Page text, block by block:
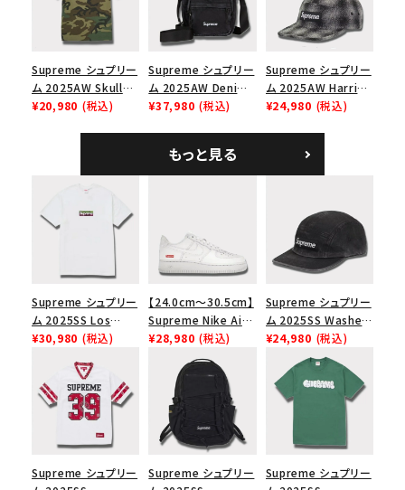
バーHTC フォールカ
Supreme シュプリー
ム 2025AW Skull
Tee スカル Tシャ
¥20,980 (税込)
Supreme シュプリー
ム 2025AW Denim
Shoulder Bag デニ
¥37,980 (税込)
Supreme シュプリー
ム 2025AW Harris
Tweed Camp Cap
¥24,980 (税込)
もっと見る
Supreme シュプリー
ム 2025SS Los
Angeles Fire Relief
イヤーリリーフボック
スロゴTシャツ ホワ
イト 白
¥30,980 (税込)
【24.0cm～30.5cm】
Supreme Nike Air
Force 1 Low シュプ
リーム ナイキエアフォ
ース１スニーカー シ
ューズ ホワイト
¥28,980 (税込)
Supreme シュプリー
ム 2025SS Washed
Chino Twill Camp
Cap ウォッシュチノツ
イルキャンプキャップ
ブラック 黒
¥24,980 (税込)
Supreme シュプリー
Supreme シュプリー
Supreme シュプリー